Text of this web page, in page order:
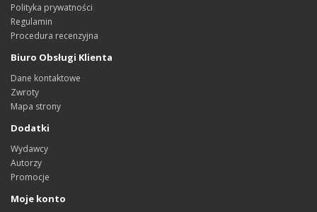
Polityka prywatności
Regulamin
Procedura recenzyjna
Biuro Obsługi Klienta
Dane kontaktowe
Zwroty
Mapa strony
Dodatki
Wydawcy
Autorzy
Promocje
Moje konto